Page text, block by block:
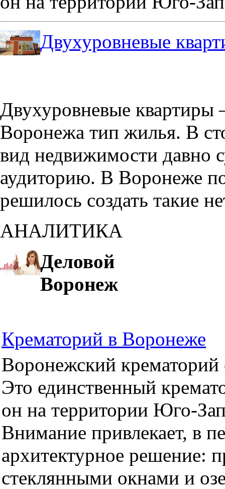
Двухуровневые
Двухуровневые квартиры
Воронежа тип жилья. В
вид недвижимости давно
аудиторию. В Воронеже
решилось создать такие
АНАЛИТИКА
Деловой
Воронеж
Крематорий в Воронеже
Воронежский крематорий
Это единственный
он на территории Юго-
Внимание привлекает, в
архитектурное решение:
стеклянными окнами и